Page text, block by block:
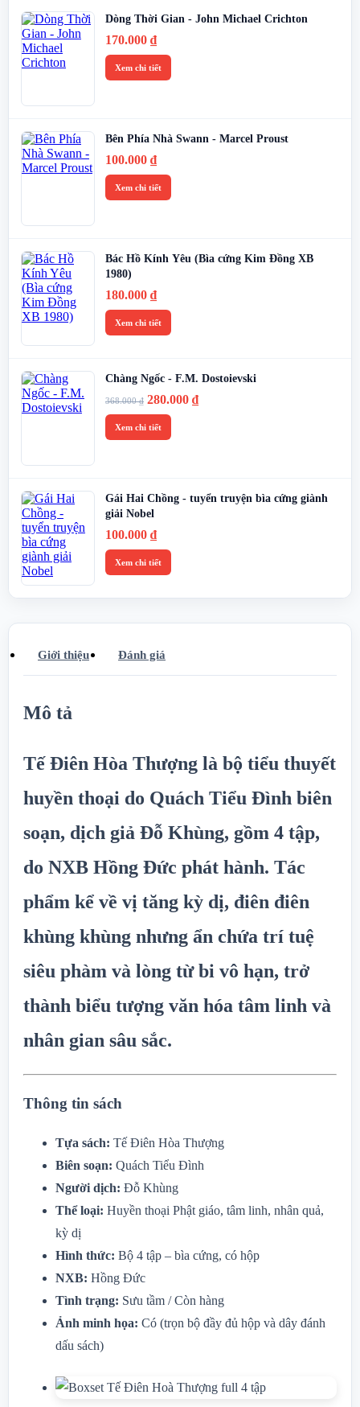
Dòng Thời Gian - John Michael Crichton
170.000 ₫
Xem chi tiết
Bên Phía Nhà Swann - Marcel Proust
100.000 ₫
Xem chi tiết
Bác Hồ Kính Yêu (Bìa cứng Kim Đồng XB
1980)
180.000 ₫
Xem chi tiết
Chàng Ngốc - F.M. Dostoievski
368.000₫ Giá
gốc
là:
368.000 ₫.
280.000 ₫Giá
Xem chi tiết
Gái Hai Chồng - tuyển truyện bìa cứng giành
giải Nobel
100.000 ₫
Xem chi tiết
Giới thiệu Đánh giá
Mô tả
Tế Điên Hòa Thượng là bộ tiểu thuyết
huyền thoại do Quách Tiểu Đình biên
soạn, dịch giả Đỗ Khùng, gồm 4 tập,
do NXB Hồng Đức phát hành. Tác
phẩm kể về vị tăng kỳ dị, điên điên
khùng khùng nhưng ẩn chứa trí tuệ
siêu phàm và lòng từ bi vô hạn, trở
thành biểu tượng văn hóa tâm linh và
nhân gian sâu sắc.
Thông tin sách
Tựa sách: Tế Điên Hòa Thượng
Biên soạn: Quách Tiểu Đình
Người dịch: Đỗ Khùng
Thể loại: Huyền thoại Phật giáo, tâm linh, nhân quả,
kỳ dị
Hình thức: Bộ 4 tập – bìa cứng, có hộp
NXB: Hồng Đức
Tình trạng: Sưu tầm / Còn hàng
Ảnh minh họa: Có (trọn bộ đầy đủ hộp và dây đánh
dấu sách)